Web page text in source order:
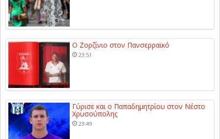
Ο Ζορζίνιο στον Πανσερραϊκό
23:51
Γύρισε και ο Παπαδημητρίου στον Νέστο
Χρυσούπολης
23:49